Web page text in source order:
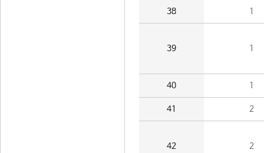
38 1
39 1
40 1
41 2
42 2